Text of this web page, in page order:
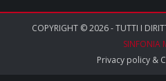
COPYRIGHT © 2026 - TUTTI I
SINFONIA
Privacy policy&